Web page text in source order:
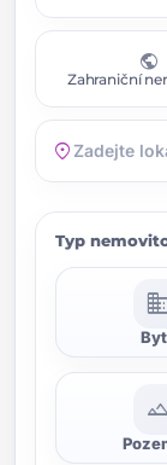
public
Zahraniční
location_on
Typ
landscape